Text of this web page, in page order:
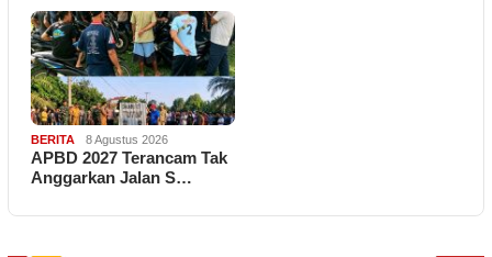
BERITA 8 Agustus 2026
APBD 2027 Terancam Tak
Anggarkan Jalan S…